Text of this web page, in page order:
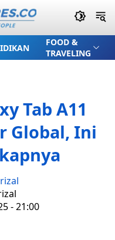
FOOD &
TRAVELING
Tab A11
Global, Ini
- 21:00